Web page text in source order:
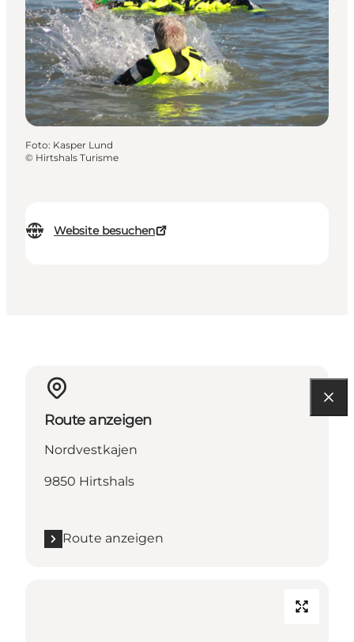
Website besuchen
Foto: Kasper Lund
© Hirtshals Turisme
Route anzeigen
Nordvestkajen
9850 Hirtshals
Route anzeigen